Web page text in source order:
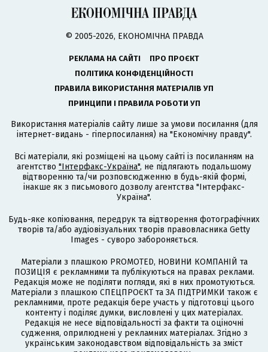
© 2005-2026, ЕКОНОМІЧНА ПРАВДА
РЕКЛАМА НА САЙТІ
ПРО ПРОЄКТ
ПОЛІТИКА КОНФІДЕНЦІЙНОСТІ
ПРАВИЛА ВИКОРИСТАННЯ МАТЕРІАЛІВ УП
ПРИНЦИПИ І ПРАВИЛА РОБОТИ УП
Використання матеріалів сайту лише за умови посилання (для
інтернет-видань - гіперпосилання) на "Економічну правду".
Всі матеріали, які розміщені на цьому сайті із посиланням на
агентство "Інтерфакс-Україна", не підлягають подальшому
відтворенню та/чи розповсюдженню в будь-якій формі,
інакше як з письмового дозволу агентства "Інтерфакс-
Україна".
Будь-яке копіювання, передрук та відтворення фотографічних
творів та/або аудіовізуальних творів правовласника Getty
Images - суворо забороняється.
Матеріали з плашкою PROMOTED, НОВИНИ КОМПАНІЙ та
ПОЗИЦІЯ є рекламними та публікуються на правах реклами.
Редакція може не поділяти погляди, які в них промотуються.
Матеріали з плашкою СПЕЦПРОЄКТ та ЗА ПІДТРИМКИ також є
рекламними, проте редакція бере участь у підготовці цього
контенту і поділяє думки, висловлені у цих матеріалах.
Редакція не несе відповідальності за факти та оціночні
судження, оприлюднені у рекламних матеріалах. Згідно з
українським законодавством відповідальність за зміст